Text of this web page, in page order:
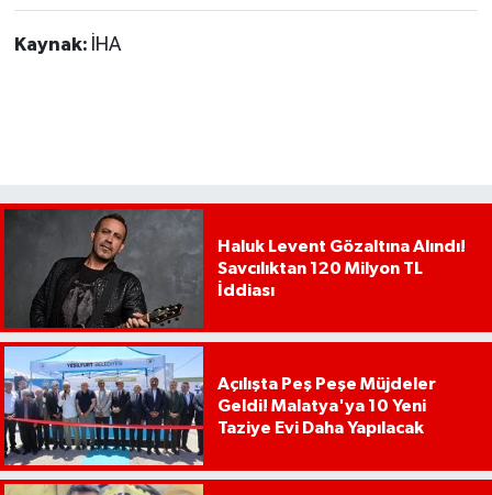
Kaynak: İHA
Haluk Levent Gözaltına Alındı!
Savcılıktan 120 Milyon TL
İddiası
Açılışta Peş Peşe Müjdeler
Geldi! Malatya'ya 10 Yeni
Taziye Evi Daha Yapılacak